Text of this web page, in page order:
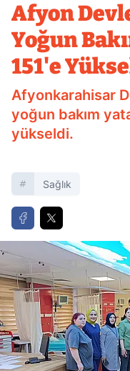
Afyon
Yoğun
151'e
Afyonkarahisar
yoğun bakım
yükseldi.
Sağlık